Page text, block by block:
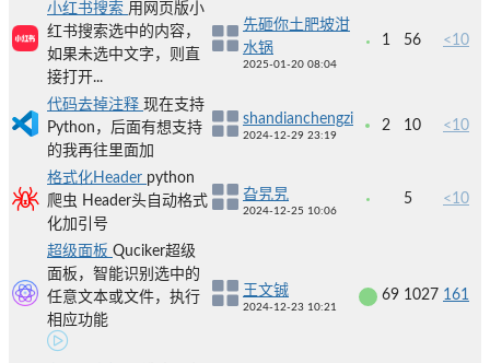
小红书搜索 用网页版小
红书搜索选中的内容，
如果未选中文字，则直
接打开...
先砸你土肥坡泔
水锅
2025-01-20 08:04
1 56 <10
代码去掉注释 现在支持
Python，后面有想支持
的我再往里面加
shandianchengzi
2024-12-29 23:19
2 10 <10
格式化Header python
爬虫 Header头自动格式
化加引号
旮旯旯
2024-12-25 10:06
5 <10
超级面板 Quciker超级
面板，智能识别选中的
任意文本或文件，执行
相应功能
王文铖
2024-12-23 10:21
69 1027 161